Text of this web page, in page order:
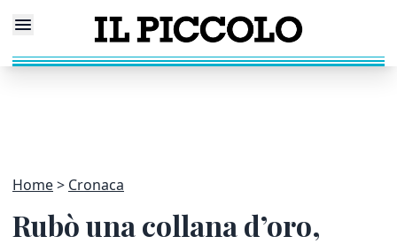
Home Cronaca
Rubò una collana d’oro,